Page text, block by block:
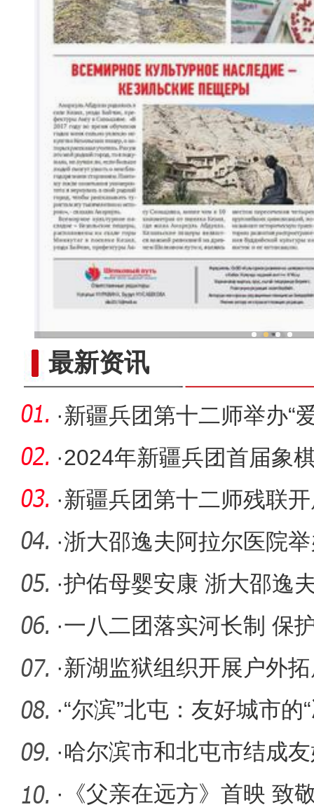
最新资讯
·新疆兵团第十二师举办“
步走
·2024年新疆兵团首届象
开赛
·新疆兵团第十二师残联
助残日
·浙大邵逸夫阿拉尔医院
区“慢病管
·护佑母婴安康 浙大邵逸
办产科危
·一八二团落实河长制 保
·新湖监狱组织开展户外
·“尔滨”北屯：友好城市的
·哈尔滨市和北屯市结成
·
《父亲在远方》首映 致